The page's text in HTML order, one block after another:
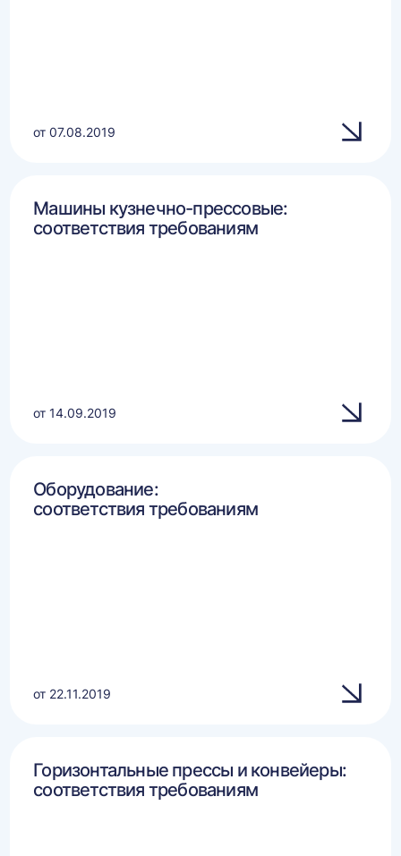
от 07.08.2019
Машины кузнечно-прессовые:
соответствия требованиям
от 14.09.2019
Оборудование:
соответствия требованиям
от 22.11.2019
Горизонтальные прессы и конвейеры:
соответствия требованиям